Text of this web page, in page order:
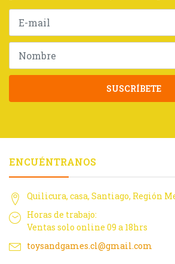
SUSCRÍBETE
ENCUÉNTRANOS
Quilicura, casa, Santiago, Región
Horas de trabajo:
Ventas solo online 09 a 18hrs
toysandgames.cl@gmail.com